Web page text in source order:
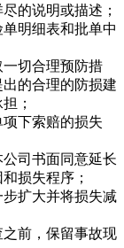
的说明或描述；
明细表和批单中
切合理预防措
的合理的防损建
；
下索赔的损失
司书面同意延长
损失程序；
扩大并将损失减
前，保留事故现